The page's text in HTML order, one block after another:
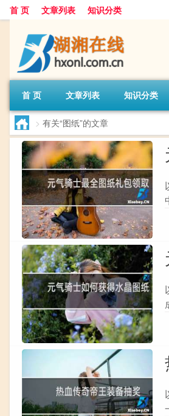
首 页 文章列表 知识分类
首 页 文章列表 知识分类
> 有关“图纸”的文章